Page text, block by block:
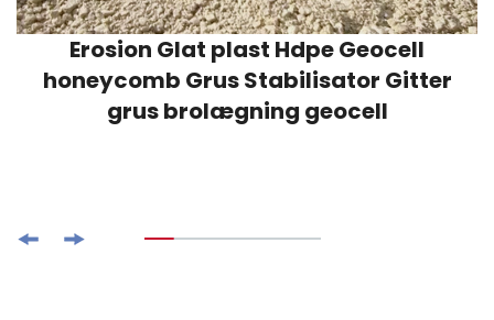
Erosion Glat plast Hdpe Geocell
honeycomb Grus Stabilisator Gitter
grus brolægning geocell